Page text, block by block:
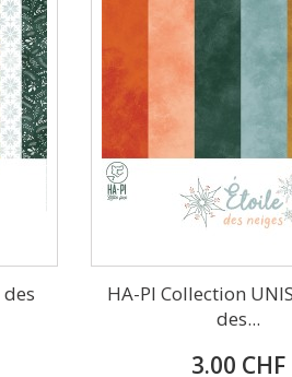
HA-PI Collection
des...
3.00 CHF